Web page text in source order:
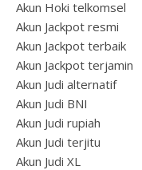
Akun Hoki telkomsel
Akun Jackpot resmi
Akun Jackpot terbaik
Akun Jackpot terjamin
Akun Judi alternatif
Akun Judi BNI
Akun Judi rupiah
Akun Judi terjitu
Akun Judi XL